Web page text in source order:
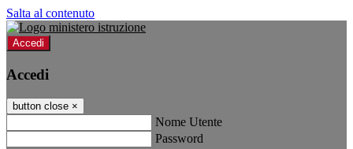
Salta al contenuto
Accedi
Accedi
button close ×
Nome Utente
Password